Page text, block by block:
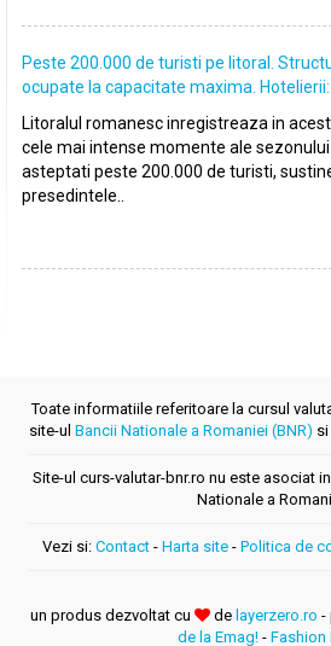
Peste 200.000 de turisti pe litoral.
ocupate la capacitate maxima.
Litoralul romanesc inregistreaza in
cele mai intense momente ale
asteptati peste 200.000 de turisti,
presedintele..
Toate informatiile referitoare la cursul
site-ul Bancii Nationale a Romaniei (BNR)
Site-ul curs-valutar-bnr.ro nu este asociat
Nationale a
Vezi si: Contact - Harta site - Politica de
un produs dezvoltat cu de layerzero.ro -
de la Emag!- Fashion